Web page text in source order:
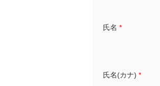
氏名 *
氏名(カナ) *